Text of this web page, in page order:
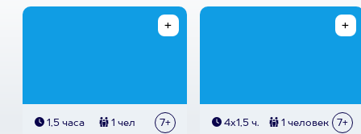
1,5 часа 1 чел 7+ 4х1,5 ч. 1 человек 7+